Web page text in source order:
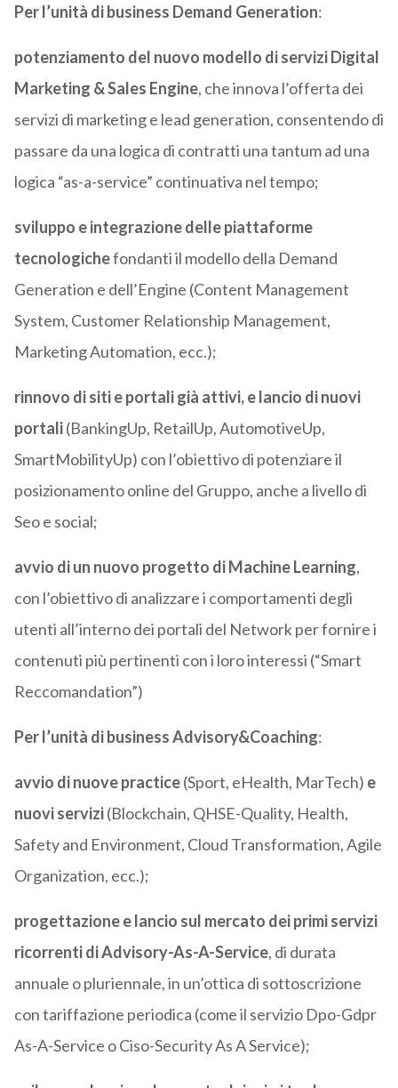
Per l’unità di business Demand Generation:
potenziamento del nuovo modello di servizi Digital
Marketing & Sales Engine, che innova l’offerta dei
servizi di marketing e lead generation, consentendo di
passare da una logica di contratti una tantum ad una
logica “as-a-service” continuativa nel tempo;
sviluppo e integrazione delle piattaforme
tecnologichefondanti il modello della Demand
Generation e dell’Engine (Content Management
System, Customer Relationship Management,
Marketing Automation, ecc.);
rinnovo di siti e portali già attivi, e lancio di nuovi
portali(BankingUp, RetailUp, AutomotiveUp,
SmartMobilityUp) con l’obiettivo di potenziare il
posizionamento online del Gruppo, anche a livello di
Seo e social;
avvio di un nuovo progetto di Machine Learning,
con l’obiettivo di analizzare i comportamenti degli
utenti all’interno dei portali del Network per fornire i
contenuti più pertinenti con i loro interessi (“Smart
Reccomandation”)
Per l’unità di business Advisory&Coaching:
avvio di nuove practice(Sport, eHealth, MarTech) e
nuovi servizi(Blockchain, QHSE-Quality, Health,
Safety and Environment, Cloud Transformation, Agile
Organization, ecc.);
progettazione e lancio sul mercato dei primi servizi
ricorrenti di Advisory-As-A-Service, di durata
annuale o pluriennale, in un’ottica di sottoscrizione
con tariffazione periodica (come il servizio Dpo-Gdpr
As-A-Service o Ciso-Security As A Service);